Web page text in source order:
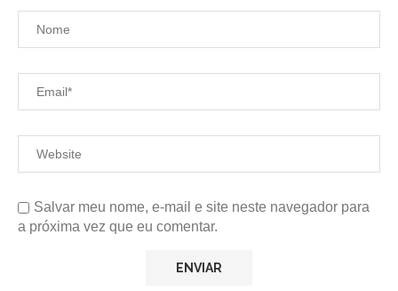
Salvar meu nome, e-mail e site neste navegador para
a próxima vez que eu comentar.